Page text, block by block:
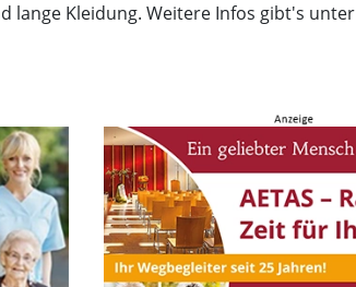
lange Kleidung. Weitere Infos gibt's unter